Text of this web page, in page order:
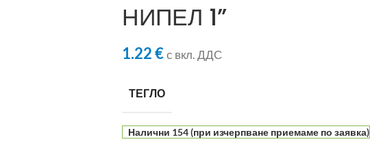
НИПЕЛ 1”
1.22€с вкл. ДДС
ТЕГЛО
Налични 154 (при изчерпване приемаме по заявка)